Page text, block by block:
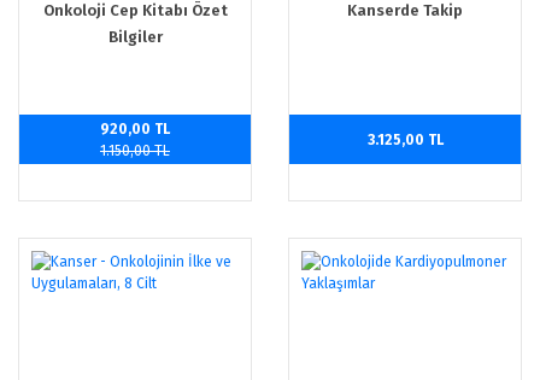
Onkoloji Cep Kitabı Özet
Bilgiler
920,00 TL
1.150,00 TL
Kanserde Takip
3.125,00 TL